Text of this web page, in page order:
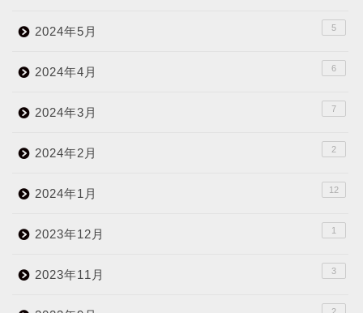
2024年5月 5
2024年4月 6
2024年3月 7
2024年2月 2
2024年1月 12
2023年12月 1
2023年11月 3